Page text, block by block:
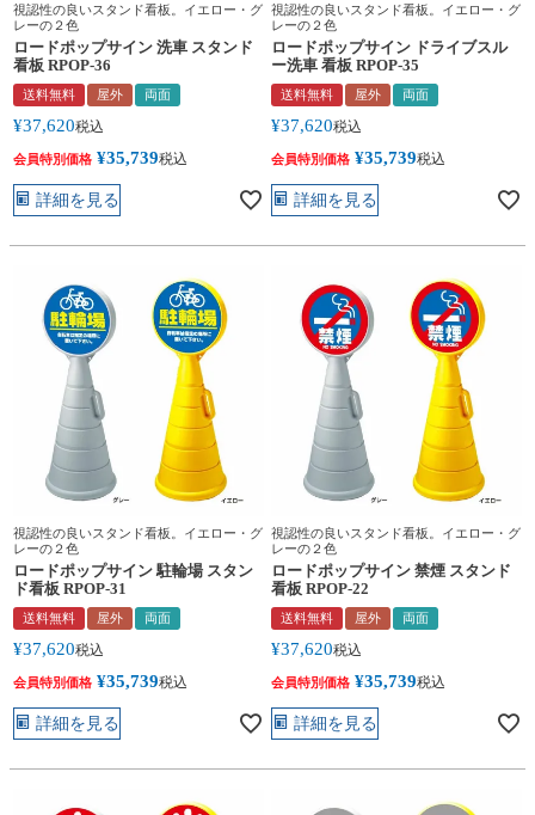
視認性の良いスタンド看板。イエロー・グ
レーの２色
ロードポップサイン 洗車 スタンド
看板 RPOP-36
送料無料 屋外 両面
¥37,620税込
会員特別価格 ¥35,739税込
詳細を見る
視認性の良いスタンド看板。イエロー・グ
レーの２色
ロードポップサイン ドライブスル
ー洗車 看板 RPOP-35
送料無料 屋外 両面
¥37,620税込
会員特別価格 ¥35,739税込
詳細を見る
視認性の良いスタンド看板。イエロー・グ
レーの２色
ロードポップサイン 駐輪場 スタン
ド看板 RPOP-31
送料無料 屋外 両面
¥37,620税込
会員特別価格 ¥35,739税込
詳細を見る
視認性の良いスタンド看板。イエロー・グ
レーの２色
ロードポップサイン 禁煙 スタンド
看板 RPOP-22
送料無料 屋外 両面
¥37,620税込
会員特別価格 ¥35,739税込
詳細を見る